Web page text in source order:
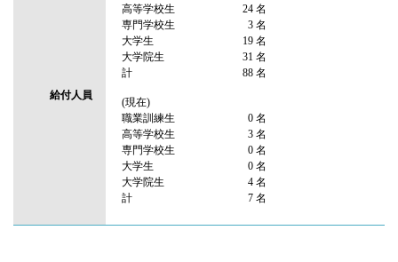
給付人員
高等学校生
24 名
専門学校生
3 名
大学生
19 名
大学院生
31 名
計
88 名
(現在)
職業訓練生
0 名
高等学校生
3 名
専門学校生
0 名
大学生
0 名
大学院生
4 名
計
7 名